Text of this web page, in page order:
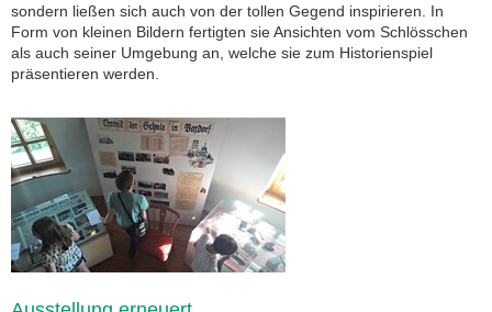
sondern ließen sich auch von der tollen Gegend inspirieren. In
Form von kleinen Bildern fertigten sie Ansichten vom Schlösschen
als auch seiner Umgebung an, welche sie zum Historienspiel
präsentieren werden.